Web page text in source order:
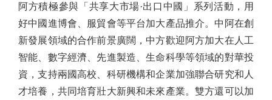
阿方積極參與「共享大市場·出口中國」系列活動，用
好中國進博會、服貿會等平台加大產品推介。中阿在創
新發展領域的合作前景廣闊，中方歡迎阿方加大在人工
智能、數字經濟、先進製造、生命科學等領域的對華投
資，支持兩國高校、科研機構和企業加強聯合研究和人
才培養，共同培育壯大新興和未來產業。雙方還可以加